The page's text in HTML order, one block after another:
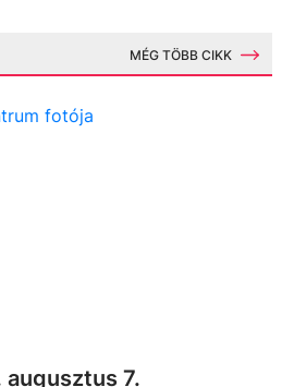
MÉG TÖBB CIKK
augusztus 7.